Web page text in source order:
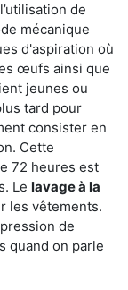
de
mécanique
d'aspiration où
œufs ainsi que
jeunes ou
tard pour
consister en
Cette
72 heures est
Le lavage à la
les vêtements.
de
quand on parle